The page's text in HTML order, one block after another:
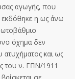
αγωγής, που
εκδόθηκε η ως άνω
όχημα δεν
ατυχήματος και ως
του ν. ΓΠΝ/1911